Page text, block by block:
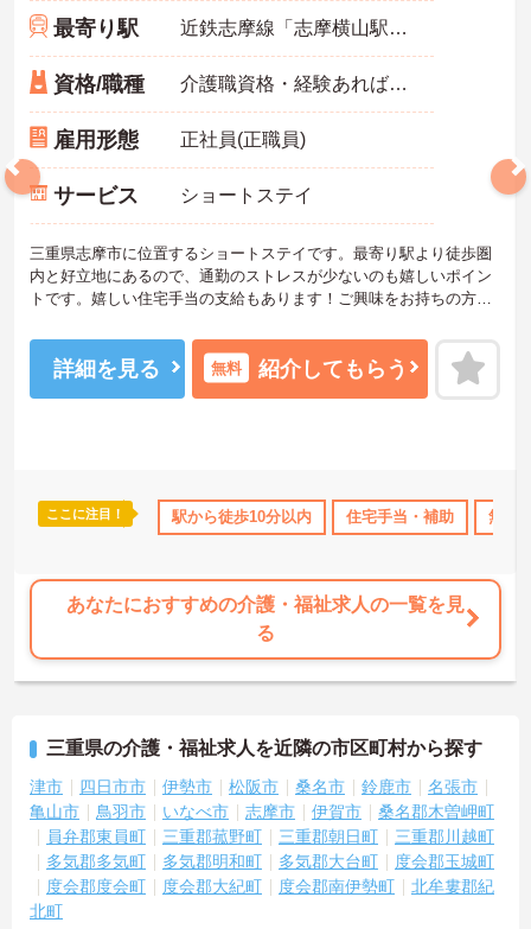
無資格OK 年間休日110日以上 産休･育休･介護休暇取得実績あり
最寄り駅 近鉄志摩線「志摩横山駅」徒歩5分
資格/職種 介護職資格・経験あれば尚可
雇用形態 正社員(正職員)
サービス ショートステイ
三重県志摩市に位置するショートステイです。最寄り駅より徒歩圏
内と好立地にあるので、通勤のストレスが少ないのも嬉しいポイン
トです。嬉しい住宅手当の支給もあります！ご興味をお持ちの方は
詳細を見る 無料 紹介してもらう
ここに注目！ 駅から徒歩10分以内 住宅手当・補助 無資
あなたにおすすめの介護・福祉求人の一覧を見
る
三重県の介護・福祉求人を近隣の市区町村から探す
津市 四日市市 伊勢市 松阪市 桑名市 鈴鹿市
名張市
亀山市
鳥羽市 いなべ市 志摩市 伊賀市
桑名郡木曽岬町
員弁郡東員町
三重郡菰野町 三重郡朝日町
三重郡川越町
多気郡多気町
多気郡明和町 多気郡大台町
度会郡玉城町
度会郡度会町
度会郡大紀町 度会郡南伊勢町
北牟婁郡紀
北町